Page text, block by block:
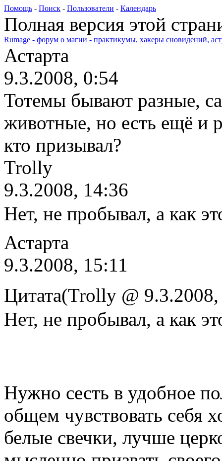
Помощь - Поиск - Пользователи - Календарь
Полная версия этой
Rumage - форум о магии - практикумы, хакеры сновидений,
Астарта
9.3.2008, 0:54
Тотемы бывают разные,
животные, но есть ещё и
кто призывал?
Trolly
9.3.2008, 14:36
Нет, не пробывал, а как
Астарта
9.3.2008, 15:11
Цитата(Trolly @
Нет, не пробывал, а как
Нужно сесть в удобное
общем чувствовать себя
белые свечки, лучше